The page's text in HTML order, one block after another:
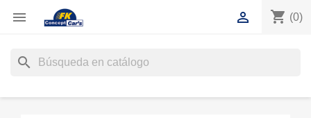
 shopping_cart (0)

search